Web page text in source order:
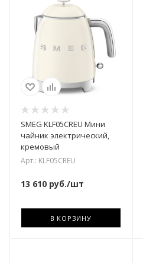
SMEG KLF05CREU Мини
чайник электрический,
кремовый
Арт.: KLF05CREU
13 610 руб./шт
В КОРЗИНУ